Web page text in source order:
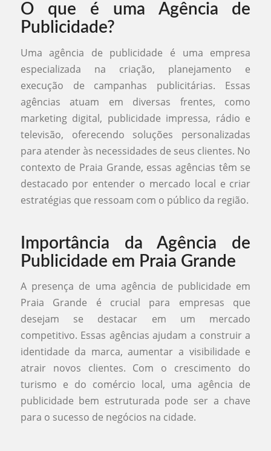
O que é uma Agência de
Publicidade?
Uma agência de publicidade é uma empresa
especializada na criação, planejamento e
execução de campanhas publicitárias. Essas
agências atuam em diversas frentes, como
marketing digital, publicidade impressa, rádio e
televisão, oferecendo soluções personalizadas
para atender às necessidades de seus clientes. No
contexto de Praia Grande, essas agências têm se
destacado por entender o mercado local e criar
estratégias que ressoam com o público da região.
Importância da Agência de
Publicidade em Praia Grande
A presença de uma agência de publicidade em
Praia Grande é crucial para empresas que
desejam se destacar em um mercado
competitivo. Essas agências ajudam a construir a
identidade da marca, aumentar a visibilidade e
atrair novos clientes. Com o crescimento do
turismo e do comércio local, uma agência de
publicidade bem estruturada pode ser a chave
para o sucesso de negócios na cidade.